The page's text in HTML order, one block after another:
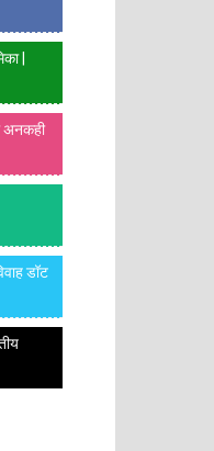
|
अनकही
डॉट